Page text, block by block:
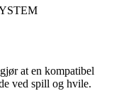
at en kompatibel
ved spill og hvile.